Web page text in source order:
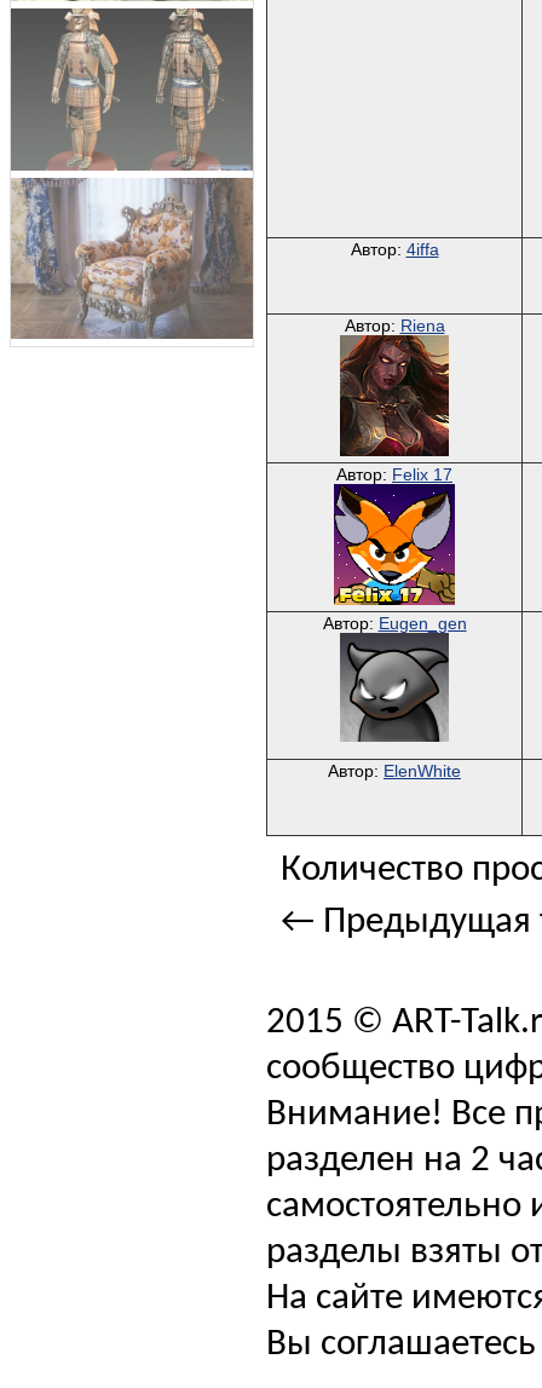
Автор: 4iffa
Автор: Riena
Автор: Felix 17
Автор: Eugen_gen
Автор: ElenWhite
Количество
← Предыдущая
2015 © ART-
сообщество
Внимание! Все
разделен на 2
самостоятельно
разделы взяты
На сайте
Вы